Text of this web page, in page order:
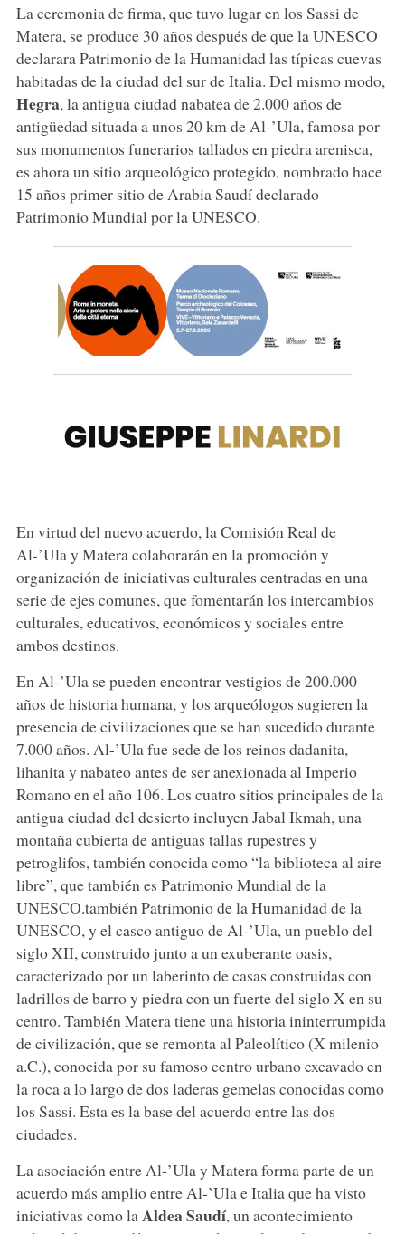
La ceremonia de firma, que tuvo lugar en los Sassi de
Matera, se produce 30 años después de que la UNESCO
declarara Patrimonio de la Humanidad las típicas cuevas
habitadas de la ciudad del sur de Italia. Del mismo modo,
Hegra, la antigua ciudad nabatea de 2.000 años de
antigüedad situada a unos 20 km de Al-’Ula, famosa por
sus monumentos funerarios tallados en piedra arenisca,
es ahora un sitio arqueológico protegido, nombrado hace
15 años primer sitio de Arabia Saudí declarado
Patrimonio Mundial por la UNESCO.
En virtud del nuevo acuerdo, la Comisión Real de
Al-’Ula y Matera colaborarán en la promoción y
organización de iniciativas culturales centradas en una
serie de ejes comunes, que fomentarán los intercambios
culturales, educativos, económicos y sociales entre
ambos destinos.
En Al-’Ula se pueden encontrar vestigios de 200.000
años de historia humana, y los arqueólogos sugieren la
presencia de civilizaciones que se han sucedido durante
7.000 años. Al-’Ula fue sede de los reinos dadanita,
lihanita y nabateo antes de ser anexionada al Imperio
Romano en el año 106. Los cuatro sitios principales de la
antigua ciudad del desierto incluyen Jabal Ikmah, una
montaña cubierta de antiguas tallas rupestres y
petroglifos, también conocida como “la biblioteca al aire
libre”, que también es Patrimonio Mundial de la
UNESCO.también Patrimonio de la Humanidad de la
UNESCO, y el casco antiguo de Al-’Ula, un pueblo del
siglo XII, construido junto a un exuberante oasis,
caracterizado por un laberinto de casas construidas con
ladrillos de barro y piedra con un fuerte del siglo X en su
centro. También Matera tiene una historia ininterrumpida
de civilización, que se remonta al Paleolítico (X milenio
a.C.), conocida por su famoso centro urbano excavado en
la roca a lo largo de dos laderas gemelas conocidas como
los Sassi. Esta es la base del acuerdo entre las dos
ciudades.
La asociación entre Al-’Ula y Matera forma parte de un
acuerdo más amplio entre Al-’Ula e Italia que ha visto
iniciativas como la Aldea Saudí, un acontecimiento